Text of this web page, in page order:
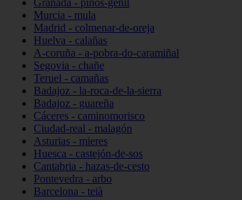
Granada - pinos-genil
Murcia - mula
Madrid - colmenar-de-oreja
Huelva - calañas
A-coruña - a-pobra-do-caramiñal
Segovia - chañe
Teruel - camañas
Badajoz - la-roca-de-la-sierra
Badajoz - guareña
Cáceres - caminomorisco
Ciudad-real - malagón
Asturias - mieres
Huesca - castejón-de-sos
Cantabria - hazas-de-cesto
Pontevedra - arbo
Barcelona - teià